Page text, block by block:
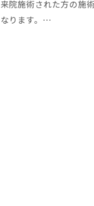
来院施術された方の施
なります。…